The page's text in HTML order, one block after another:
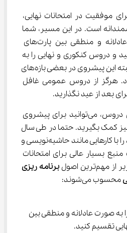
گام‌ها برای موفقیت در امتحانات نهایی،
است. در این مسیر، شما
باید زمان را به صورت عادلانه و منطقی بین پارت‌های
و دروس کنکوری و نهایی را به
موازات هم پیش ببرید، البته این پیشروی در بعضی بازه‌های
هرگز از دروس عمومی غافل
با توجه به حجم زیاد این دروس، می‌توانید برای پیشروی
شبانه نیز کمک بگیرید. حتما در طی سال
تحصیلی، کتاب‌ درسی خود را با کارهایی مانند حاشیه‌نویسی و
بسیار عالی برای امتحانات
اصول
برنامه ریزی
محسوب می‌شوند:
به صورت عادلانه و منطقی بین
تقسیم کنید.